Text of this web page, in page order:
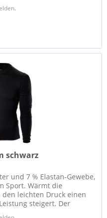
.
schwarz
und 7 % Elastan-Gewebe,
Sport. Wärmt die
leichten Druck einen
steigert. Der